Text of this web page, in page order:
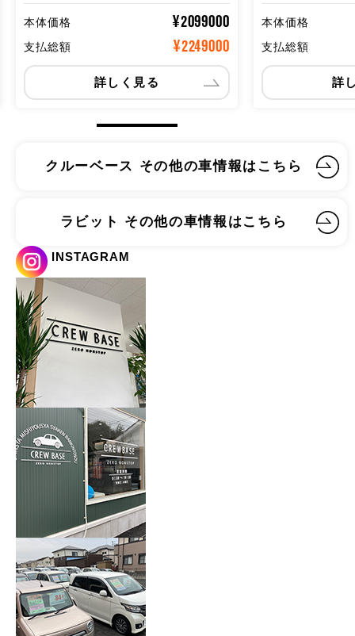
本体価格 ¥6970000
支払総額 ¥7120000
詳しく見る
本体価格
支払総額
詳
クルーベース その他の車情報はこちら
ラビット その他の車情報はこちら
INSTAGRAM